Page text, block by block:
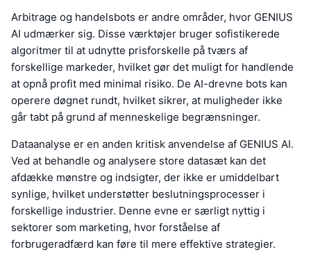
Arbitrage og handelsbots er andre områder, hvor GENIUS
AI udmærker sig. Disse værktøjer bruger sofistikerede
algoritmer til at udnytte prisforskelle på tværs af
forskellige markeder, hvilket gør det muligt for handlende
at opnå profit med minimal risiko. De AI-drevne bots kan
operere døgnet rundt, hvilket sikrer, at muligheder ikke
går tabt på grund af menneskelige begrænsninger.
Dataanalyse er en anden kritisk anvendelse af GENIUS AI.
Ved at behandle og analysere store datasæt kan det
afdække mønstre og indsigter, der ikke er umiddelbart
synlige, hvilket understøtter beslutningsprocesser i
forskellige industrier. Denne evne er særligt nyttig i
sektorer som marketing, hvor forståelse af
forbrugeradfærd kan føre til mere effektive strategier.